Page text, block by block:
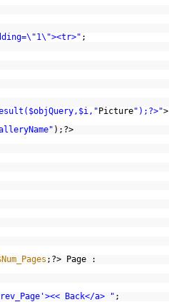
;
Picture");?>">
);?>
;?> Page :
Back</a> " ;